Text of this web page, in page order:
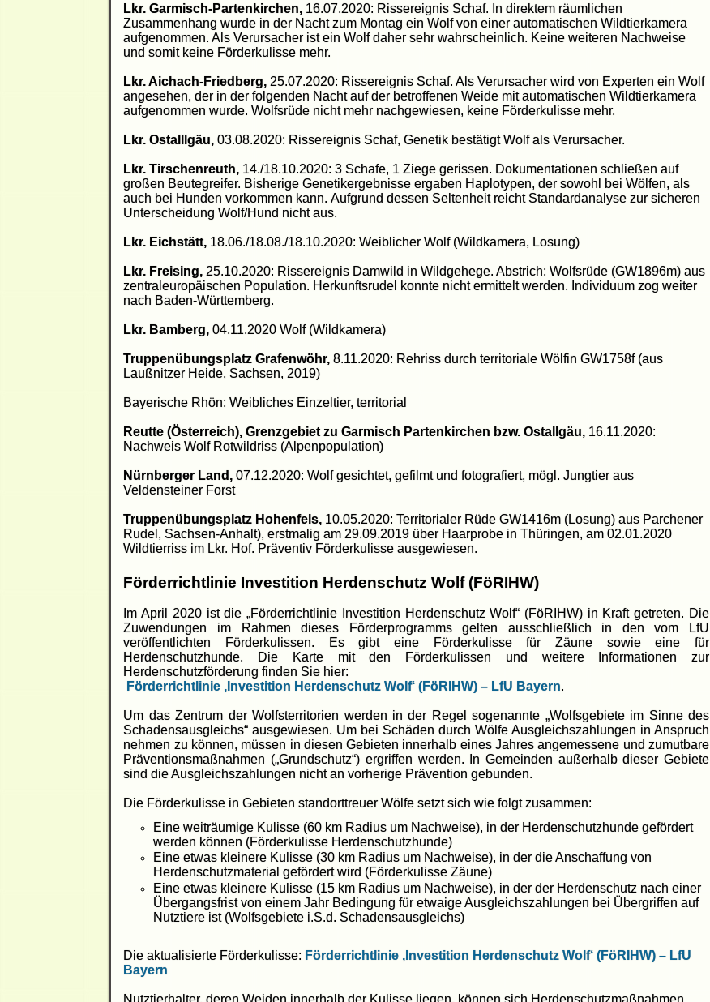
Lkr. Garmisch-Partenkirchen, 16.07.2020: Rissereignis Schaf. In direktem räumlichen
Zusammenhang wurde in der Nacht zum Montag ein Wolf von einer automatischen Wildtierkamera
aufgenommen. Als Verursacher ist ein Wolf daher sehr wahrscheinlich. Keine weiteren Nachweise
und somit keine Förderkulisse mehr.
Lkr. Aichach-Friedberg, 25.07.2020: Rissereignis Schaf. Als Verursacher wird von Experten ein Wolf
angesehen, der in der folgenden Nacht auf der betroffenen Weide mit automatischen Wildtierkamera
aufgenommen wurde. Wolfsrüde nicht mehr nachgewiesen, keine Förderkulisse mehr.
Lkr. Ostalllgäu,03.08.2020: Rissereignis Schaf, Genetik bestätigt Wolf als Verursacher.
Lkr. Tirschenreuth, 14./18.10.2020: 3 Schafe, 1 Ziege gerissen. Dokumentationen schließen auf
großen Beutegreifer. Bisherige Genetikergebnisse ergaben Haplotypen, der sowohl bei Wölfen, als
auch bei Hunden vorkommen kann. Aufgrund dessen Seltenheit reicht Standardanalyse zur sicheren
Unterscheidung Wolf/Hund nicht aus.
Lkr. Eichstätt, 18.06./18.08./18.10.2020: Weiblicher Wolf (Wildkamera, Losung)
Lkr. Freising, 25.10.2020: Rissereignis Damwild in Wildgehege. Abstrich: Wolfsrüde (GW1896m) aus
zentraleuropäischen Population. Herkunftsrudel konnte nicht ermittelt werden. Individuum zog weiter
nach Baden-Württemberg.
Lkr. Bamberg,04.11.2020 Wolf (Wildkamera)
Truppenübungsplatz Grafenwöhr,8.11.2020: Rehriss durch territoriale Wölfin GW1758f (aus
Laußnitzer Heide, Sachsen, 2019)
Bayerische Rhön: Weibliches Einzeltier, territorial
Reutte (Österreich),Grenzgebiet zu Garmisch Partenkirchen bzw. Ostallgäu, 16.11.2020:
Nachweis Wolf Rotwildriss (Alpenpopulation)
Nürnberger Land,07.12.2020: Wolf gesichtet, gefilmt und fotografiert, mögl. Jungtier aus
Veldensteiner Forst
Truppenübungsplatz Hohenfels, 10.05.2020: Territorialer Rüde GW1416m (Losung) aus Parchener
Rudel, Sachsen-Anhalt), erstmalig am 29.09.2019 über Haarprobe in Thüringen, am 02.01.2020
Wildtierriss im Lkr. Hof. Präventiv Förderkulisse ausgewiesen.
Förderrichtlinie Investition Herdenschutz Wolf (FöRIHW)
Im April 2020 ist die „Förderrichtlinie Investition Herdenschutz Wolf“ (FöRIHW) in Kraft getreten. Die
Zuwendungen im Rahmen dieses Förderprogramms gelten ausschließlich in den vom LfU
veröffentlichten Förderkulissen. Es gibt eine Förderkulisse für Zäune sowie eine für
Herdenschutzhunde. Die Karte mit den Förderkulissen und weitere Informationen zur
Herdenschutzförderung finden Sie hier:
Förderrichtlinie ‚Investition Herdenschutz Wolf‘ (FöRIHW) – LfU Bayern.
Um das Zentrum der Wolfsterritorien werden in der Regel sogenannte „Wolfsgebiete im Sinne des
Schadensausgleichs“ ausgewiesen. Um bei Schäden durch Wölfe Ausgleichszahlungen in Anspruch
nehmen zu können, müssen in diesen Gebieten innerhalb eines Jahres angemessene und zumutbare
Präventionsmaßnahmen („Grundschutz“) ergriffen werden. In Gemeinden außerhalb dieser Gebiete
sind die Ausgleichszahlungen nicht an vorherige Prävention gebunden.
Die Förderkulisse in Gebieten standorttreuer Wölfe setzt sich wie folgt zusammen:
Eine weiträumige Kulisse (60 km Radius um Nachweise), in der Herdenschutzhunde gefördert
werden können (Förderkulisse Herdenschutzhunde)
Eine etwas kleinere Kulisse (30 km Radius um Nachweise), in der die Anschaffung von
Herdenschutzmaterial gefördert wird (Förderkulisse Zäune)
Eine etwas kleinere Kulisse (15 km Radius um Nachweise), in der der Herdenschutz nach einer
Übergangsfrist von einem Jahr Bedingung für etwaige Ausgleichszahlungen bei Übergriffen auf
Nutztiere ist (Wolfsgebiete i.S.d. Schadensausgleichs)
Die aktualisierte Förderkulisse: Förderrichtlinie ‚Investition Herdenschutz Wolf‘ (FöRIHW) – LfU
Bayern
Nutztierhalter, deren Weiden innerhalb der Kulisse liegen, können sich Herdenschutzmaßnahmen